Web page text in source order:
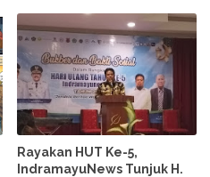
Rayakan HUT Ke-5,
IndramayuNews Tunjuk H.